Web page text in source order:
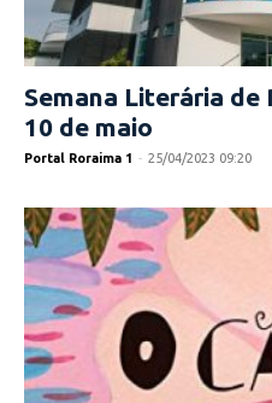
Semana Literária de
10 de maio
Portal Roraima 1 - 25/04/2023 09:20